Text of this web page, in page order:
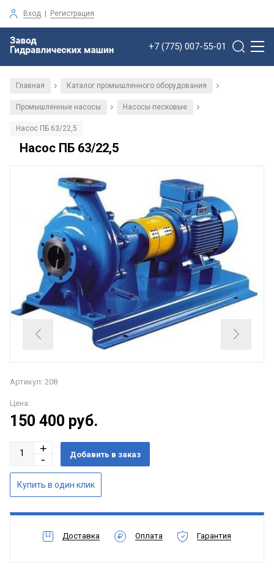
Вход | Регистрация
+7 (775) 007-55-01
Главная / Каталог промышленного оборудования /
Промышленные насосы / Насосы песковые /
Насос ПБ 63/22,5
Насос ПБ 63/22,5
Артикул: 208
Цена:
150 400 руб.
Доставка Оплата Гарантия